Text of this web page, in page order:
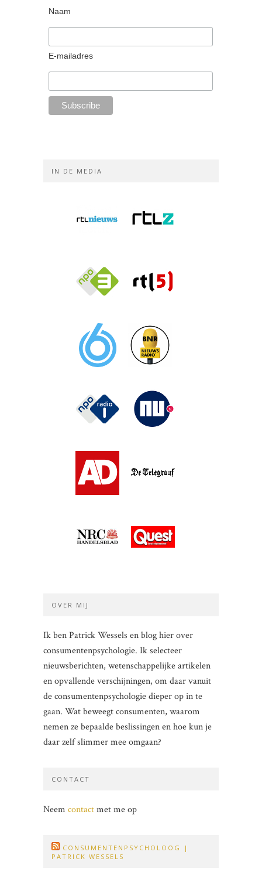
Naam
E-mailadres
IN DE MEDIA
OVER MIJ
Ik ben Patrick Wessels en blog hier over
consumentenpsychologie. Ik selecteer
nieuwsberichten, wetenschappelijke artikelen
en opvallende verschijningen, om daar vanuit
de consumentenpsychologie dieper op in te
gaan. Wat beweegt consumenten, waarom
nemen ze bepaalde beslissingen en hoe kun je
daar zelf slimmer mee omgaan?
CONTACT
Neem contactmet me op
CONSUMENTENPSYCHOLOOG |
PATRICK WESSELS